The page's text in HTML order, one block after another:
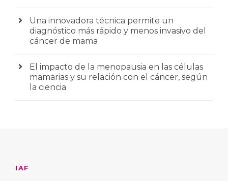
Una innovadora técnica permite un
diagnóstico más rápido y menos invasivo del
cáncer de mama
El impacto de la menopausia en las células
mamarias y su relación con el cáncer, según
la ciencia
IAF